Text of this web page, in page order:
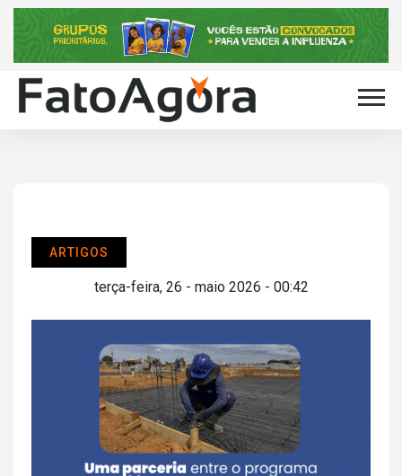
ARTIGOS
terça-feira, 26 - maio 2026 - 00:42